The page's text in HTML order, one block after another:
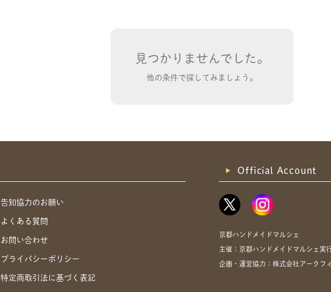
見つかりませんでした。
他の条件で探してみましょう。
告知協力のお願い
よくある質問
お問い合わせ
プライバシーポリシー
特定商取引法に基づく表記
Official Account
京都ハンドメイドマルシェ
主催：京都ハンドメイドマルシェ実
企画・運営協力：株式会社アークフ